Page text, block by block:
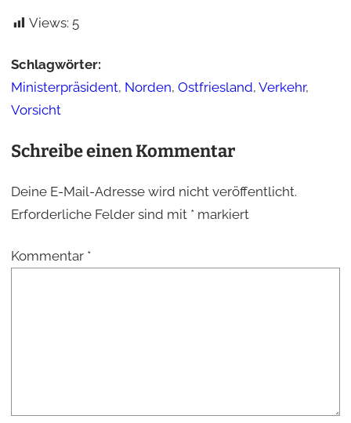
Views: 5
Schlagwörter:
Ministerpräsident, Norden, Ostfriesland, Verkehr,
Vorsicht
Schreibe einen Kommentar
Deine E-Mail-Adresse wird nicht veröffentlicht.
Erforderliche Felder sind mit *markiert
Kommentar *